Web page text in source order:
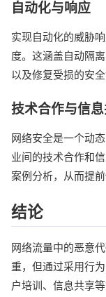
自动化与响应
实现自动化的威胁
度。这涵盖自动隔
以及修复受损的安全
技术合作与信
网络安全是一个动
业间的技术合作和
案例分析，从而提前
结论
网络流量中的恶意
重，但通过采用行
户培训、信息共享